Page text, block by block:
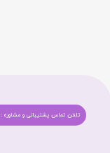
تلفن تماس پشتیبانی و مشاوره : 02165278985